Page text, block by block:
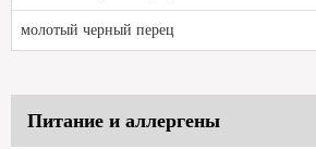
молотый черный перец
Питание и аллергены